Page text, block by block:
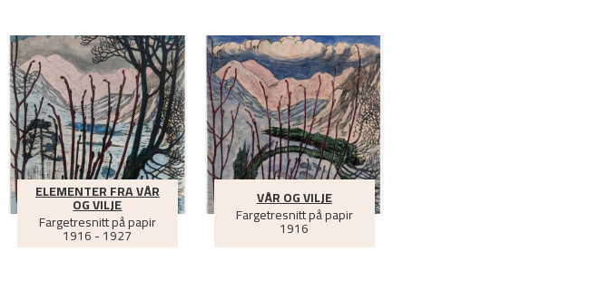
ELEMENTER FRA VÅR
OG VILJE
Fargetresnitt på papir
1916 - 1927
VÅR OG VILJE
Fargetresnitt på papir
1916